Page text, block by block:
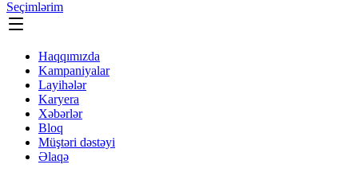
Seçimlərim
Haqqımızda
Kampaniyalar
Layihələr
Karyera
Xəbərlər
Bloq
Müştəri dəstəyi
Əlaqə